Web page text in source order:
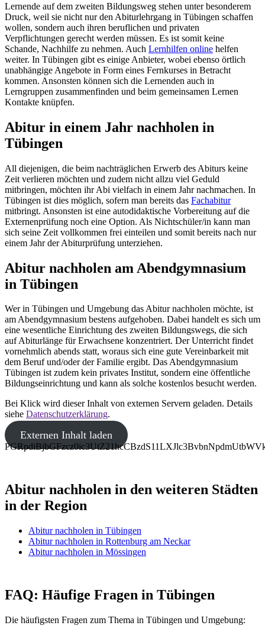
Lernende auf dem zweiten Bildungsweg stehen unter besonderem
Druck, weil sie nicht nur den Abiturlehrgang in Tübingen schaffen
wollen, sondern auch ihren beruflichen und privaten
Verpflichtungen gerecht werden müssen. Es ist somit keine
Schande, Nachhilfe zu nehmen. Auch Lernhilfen online helfen
weiter. In Tübingen gibt es einige Anbieter, wobei ebenso örtlich
unabhängige Angebote in Form eines Fernkurses in Betracht
kommen. Ansonsten können sich die Lernenden auch in
Lerngruppen zusammenfinden und beim gemeinsamen Lernen
Kontakte knüpfen.
Abitur in einem Jahr nachholen in
Tübingen
All diejenigen, die beim nachträglichen Erwerb des Abiturs keine
Zeit verlieren möchten und zudem nicht allzu viel Geduld
mitbringen, möchten ihr Abi vielfach in einem Jahr nachmachen. In
Tübingen ist dies möglich, sofern man bereits das Fachabitur
mitbringt. Ansonsten ist eine autodidaktische Vorbereitung auf die
Externenprüfung noch eine Option. Als Nichtschüler/in kann man
sich seine Zeit vollkommen frei einteilen und somit bereits nach nur
einem Jahr der Abiturprüfung unterziehen.
Abitur nachholen am Abendgymnasium
in Tübingen
Wer in Tübingen und Umgebung das Abitur nachholen möchte, ist
am Abendgymnasium bestens aufgehoben. Dabei handelt es sich um
eine wesentliche Einrichtung des zweiten Bildungswegs, die sich
auf Abiturlänge für Erwachsene konzentriert. Der Unterricht findet
vornehmlich abends statt, woraus sich eine gute Vereinbarkeit mit
dem Beruf und/oder der Familie ergibt. Das Abendgymnasium
Tübingen ist zudem kein privates Institut, sondern eine öffentliche
Bildungseinrichtung und kann als solche kostenlos besucht werden.
Bei Klick wird dieser Inhalt von externen Servern geladen. Details
siehe Datenschutzerklärung.
Externen Inhalt laden
Abitur nachholen in den weiteren Städten
in der Region
Abitur nachholen in Tübingen
Abitur nachholen in Rottenburg am Neckar
Abitur nachholen in Mössingen
FAQ: Häufige Fragen in Tübingen
Die häufigsten Fragen zum Thema in Tübingen und Umgebung: